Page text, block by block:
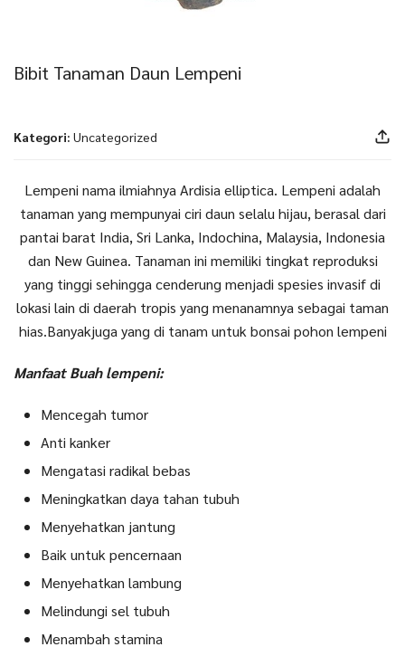
Bibit Tanaman Daun Lempeni
Kategori: Uncategorized
Lempeni nama ilmiahnya Ardisia elliptica. Lempeni adalah
tanaman yang mempunyai ciri daun selalu hijau, berasal dari
pantai barat India, Sri Lanka, Indochina, Malaysia, Indonesia
dan New Guinea. Tanaman ini memiliki tingkat reproduksi
yang tinggi sehingga cenderung menjadi spesies invasif di
lokasi lain di daerah tropis yang menanamnya sebagai taman
hias.Banyakjuga yang di tanam untuk bonsai pohon lempeni
Manfaat Buah lempeni:
Mencegah tumor
Anti kanker
Mengatasi radikal bebas
Meningkatkan daya tahan tubuh
Menyehatkan jantung
Baik untuk pencernaan
Menyehatkan lambung
Melindungi sel tubuh
Menambah stamina